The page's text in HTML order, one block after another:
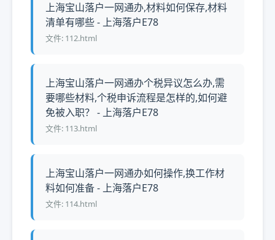
上海宝山落户一网通办,材料如何保存,材料
清单有哪些 - 上海落户E78
文件: 112.html
上海宝山落户一网通办个税异议怎么办,需
要哪些材料,个税申诉流程是怎样的,如何避
免被入职？ - 上海落户E78
文件: 113.html
上海宝山落户一网通办如何操作,换工作材
料如何准备 - 上海落户E78
文件: 114.html